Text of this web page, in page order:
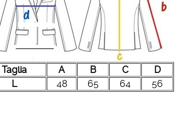
Taglia A B C
D
L
48 65 64 56